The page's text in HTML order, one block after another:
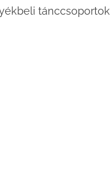
tánccsoportok